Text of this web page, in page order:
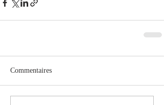
Commentaires